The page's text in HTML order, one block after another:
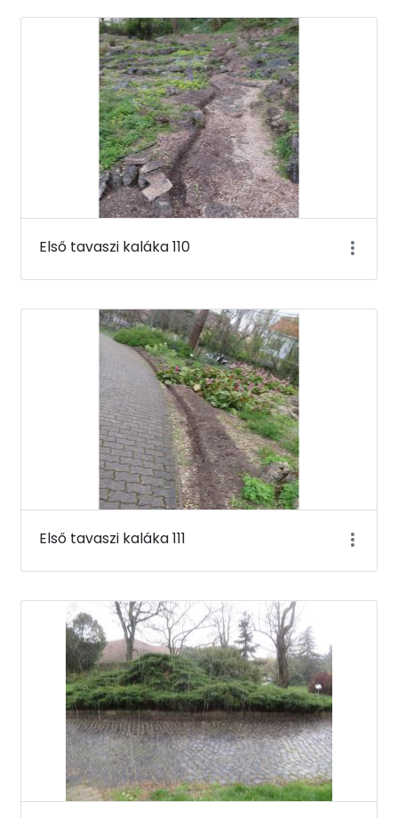
Első tavaszi kaláka 110
Első tavaszi kaláka 111